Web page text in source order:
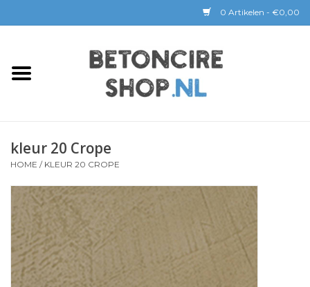
0 Artikelen - €0,00
Home
BaseBeton | Kant & Klaar
Sichtbeton
GEREEDSCHAP &
COATINGS
Verwerking
kleur 20 Crope
HOME / KLEUR 20 CROPE